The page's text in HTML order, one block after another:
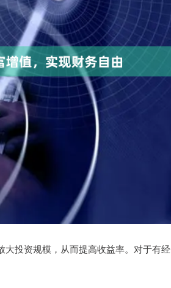
投资规模，从而提高收益率。对于有经